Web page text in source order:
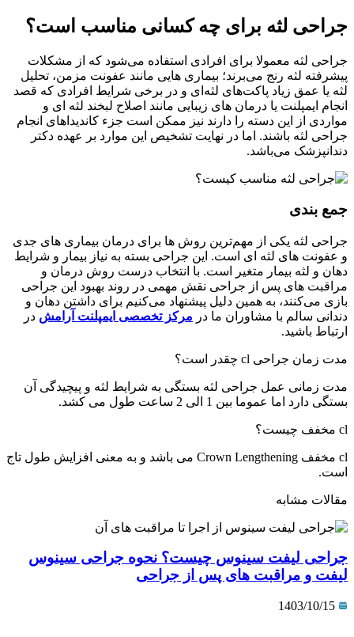
جراحی لثه برای چه کسانی مناسب است؟
جراحی لثه معمولا برای افرادی استفاده می‌شود که از مشکلات
پیشرفته لثه رنج می‌برند؛ بیماری هایی مانند عفونت مزمن، تحلیل
لثه یا عمق زیاد پاکت‌های لثه‌ای و در برخی شرایط افرادی که قصد
انجام ایمپلنت یا درمان های زیبایی مانند اصلاح لبخند لثه ای و
مواردی از این دسته را دارند نیز ممکن است جزء کاندیداهای انجام
جراحی لثه باشند. اما در نهایت تشخیص این موارد بر عهده دکتر
دندانپزشک می‌باشد.
جمع بندی
جراحی لثه یکی از مهم‌ترین روش ها برای درمان بیماری های جدی
و عفونت های لثه ای است. این جراحی بسته به نیاز بیمار و شرایط
دهان و لثه بیمار متغیر است. با انتخاب درست روش درمان و
مراقبت های پس از جراحی نقش مهمی در روند بهبود این جراحی
بازی می‌کنند، به همین دلیل پیشنهاد می‌کنیم برای داشتن دهان و
دندانی سالم با مشاوران ما در مرکز تخصصی ایمپلنت آرامش در
ارتباط باشید.
مدت زمان جراحی cl چقدر است؟
مدت زمانی عمل جراحی لثه بستگی به شرایط لثه و پیچیدگی آن
بستگی دارد اما عموما بین 1 الی 2 ساعت طول می کشد.
cl مخفف چیست؟
cl مخفف Crown Lengthening می باشد و به معنی افزایش طول تاج
است.
مقالات مشابه
جراحی لیفت سینوس چیست؟ نحوه جراحی سینوس
لیفت و مراقبت های پس از جراحی